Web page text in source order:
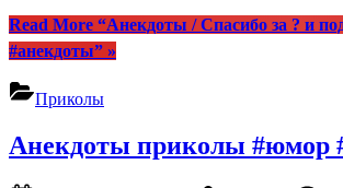
Read More “Анекдоты / Спасибо за ? и
#анекдоты” »
Приколы
Анекдоты приколы #юмор